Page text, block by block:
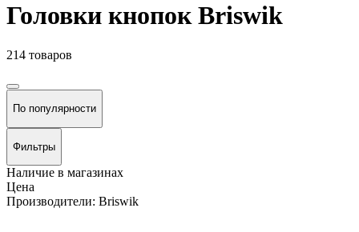
Головки кнопок Briswik
214 товаров
По популярности
Фильтры
Наличие в магазинах
Цена
Производители: Briswik